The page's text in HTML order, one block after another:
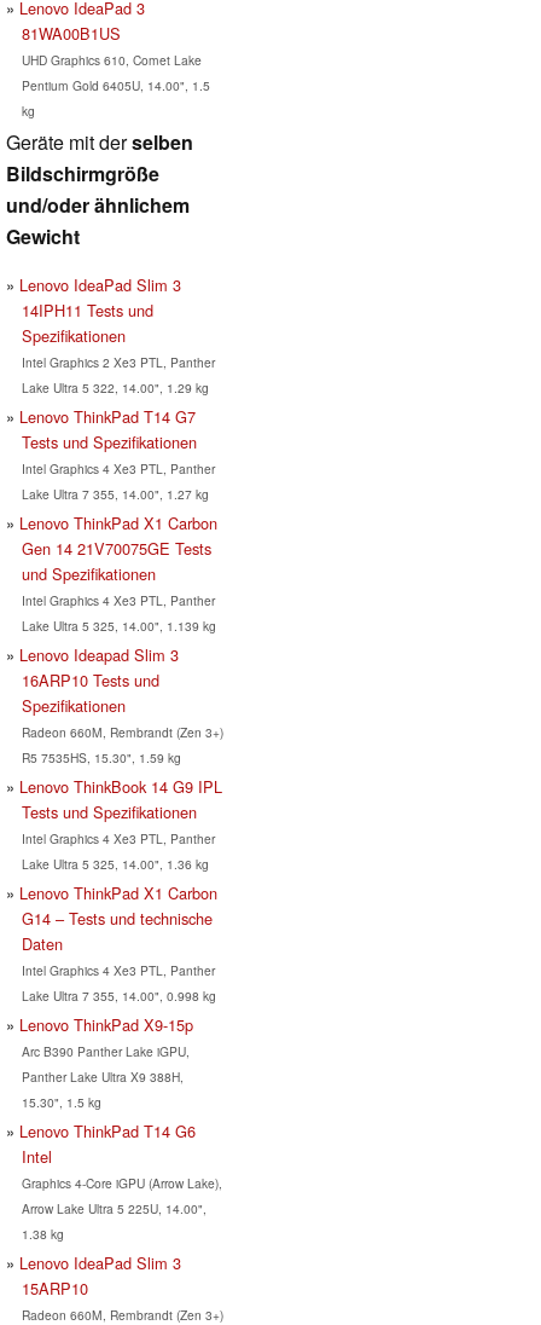
Lenovo IdeaPad 3
81WA00B1US
UHD Graphics 610, Comet Lake
Pentium Gold 6405U, 14.00", 1.5
kg
Geräte mit derselben
Bildschirmgröße
und/oder ähnlichem
Gewicht
Lenovo IdeaPad Slim 3
14IPH11 Tests und
Spezifikationen
Intel Graphics 2 Xe3 PTL, Panther
Lake Ultra 5 322, 14.00", 1.29 kg
Lenovo ThinkPad T14 G7
Tests und Spezifikationen
Intel Graphics 4 Xe3 PTL, Panther
Lake Ultra 7 355, 14.00", 1.27 kg
Lenovo ThinkPad X1 Carbon
Gen 14 21V70075GE Tests
und Spezifikationen
Intel Graphics 4 Xe3 PTL, Panther
Lake Ultra 5 325, 14.00", 1.139 kg
Lenovo Ideapad Slim 3
16ARP10 Tests und
Spezifikationen
Radeon 660M, Rembrandt (Zen 3+)
R5 7535HS, 15.30", 1.59 kg
Lenovo ThinkBook 14 G9 IPL
Tests und Spezifikationen
Intel Graphics 4 Xe3 PTL, Panther
Lake Ultra 5 325, 14.00", 1.36 kg
Lenovo ThinkPad X1 Carbon
G14 – Tests und technische
Daten
Intel Graphics 4 Xe3 PTL, Panther
Lake Ultra 7 355, 14.00", 0.998 kg
Lenovo ThinkPad X9-15p
Arc B390 Panther Lake iGPU,
Panther Lake Ultra X9 388H,
15.30", 1.5 kg
Lenovo ThinkPad T14 G6
Intel
Graphics 4-Core iGPU (Arrow Lake),
Arrow Lake Ultra 5 225U, 14.00",
1.38 kg
Lenovo IdeaPad Slim 3
15ARP10
Radeon 660M, Rembrandt (Zen 3+)